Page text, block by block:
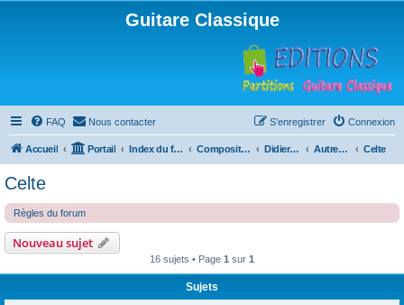
Guitare Classique
FAQ Nous contacter Connexion
S’enregistrer
Accueil Portail Index du forum Compositions Didierland Autres musiques Celte
Celte
Règles du forum
Nouveau sujet
16 sujets • Page 1 sur 1
Sujets